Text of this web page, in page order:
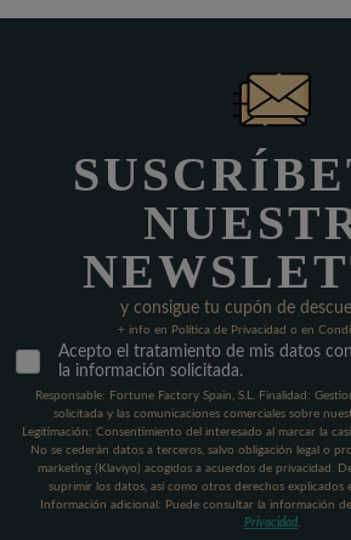
y consigue tu cupón de
+ info en Política de Privacidad o en
Acepto el tratamiento de mis datos
la información solicitada.
Responsable: Fortune Factory Spain, S.L. Finalidad:
solicitada y las comunicaciones comerciales sobre
Legitimación: Consentimiento del interesado al marcar la
No se cederán datos a terceros, salvo obligación legal o
marketing (Klaviyo) acogidos a acuerdos de privacidad.
suprimir los datos, así como otros derechos explicados
Información adicional: Puede consultar la información
Privacidad.